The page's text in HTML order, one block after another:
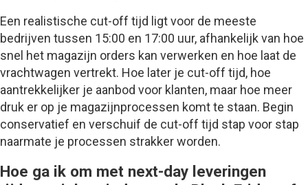
Een realistische cut-off tijd ligt voor de meeste
bedrijven tussen 15:00 en 17:00 uur, afhankelijk van hoe
snel het magazijn orders kan verwerken en hoe laat de
vrachtwagen vertrekt. Hoe later je cut-off tijd, hoe
aantrekkelijker je aanbod voor klanten, maar hoe meer
druk er op je magazijnprocessen komt te staan. Begin
conservatief en verschuif de cut-off tijd stap voor stap
naarmate je processen strakker worden.
Hoe ga ik om met next-day leveringen